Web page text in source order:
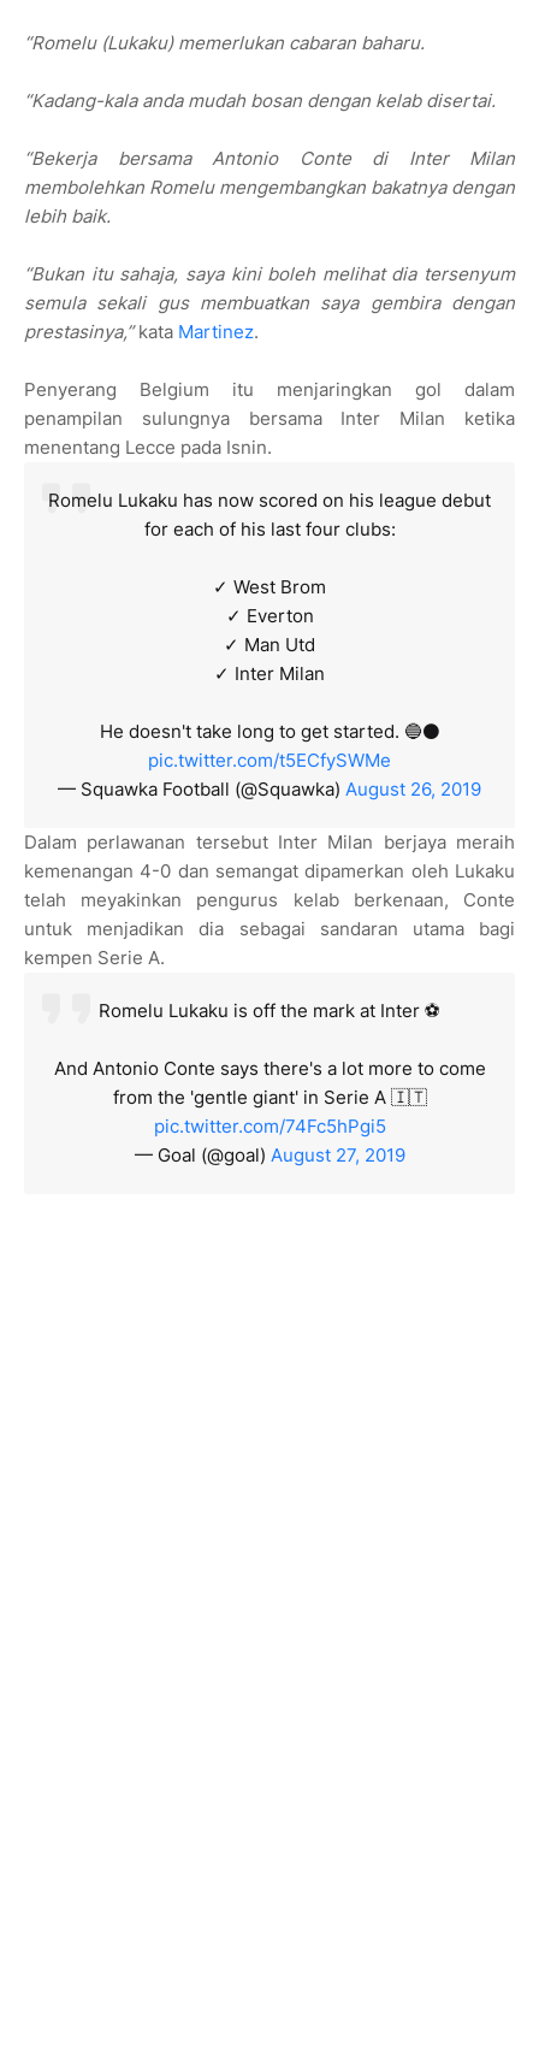
“Romelu (Lukaku) memerlukan cabaran baharu.
“Kadang-kala anda mudah bosan dengan kelab disertai.
“Bekerja bersama Antonio Conte di Inter Milan
membolehkan Romelu mengembangkan bakatnya dengan
lebih baik.
“Bukan itu sahaja, saya kini boleh melihat dia tersenyum
semula sekali gus membuatkan saya gembira dengan
prestasinya,”kata Martinez.
Penyerang Belgium itu menjaringkan gol dalam
penampilan sulungnya bersama Inter Milan ketika
menentang Lecce pada Isnin.
Romelu Lukaku has now scored on his league debut
for each of his last four clubs:
✓ West Brom
✓ Everton
✓ Man Utd
✓ Inter Milan
He doesn't take long to get started. 🔵⚫️
pic.twitter.com/t5ECfySWMe
— Squawka Football (@Squawka) August 26, 2019
Dalam perlawanan tersebut Inter Milan berjaya meraih
kemenangan 4-0 dan semangat dipamerkan oleh Lukaku
telah meyakinkan pengurus kelab berkenaan, Conte
untuk menjadikan dia sebagai sandaran utama bagi
kempen Serie A.
Romelu Lukaku is off the mark at Inter ⚽️
And Antonio Conte says there's a lot more to come
from the 'gentle giant' in Serie A 🇮🇹
pic.twitter.com/74Fc5hPgi5
— Goal (@goal) August 27, 2019